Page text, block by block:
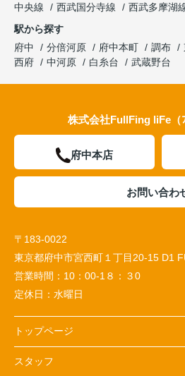
中央線
西武国分寺線 西武多摩湖
駅から探す
府中
分倍河原 府中本町 調布
西府
中河原 白糸台 武蔵野台
株式会社FullFing liFe（ﾌ
府中本店
お問い合わ
〒183-0022
東京都府中市宮西町１丁目20-15 D1
営業時間： 10：00-1８：３0
定休日： 水曜日
トップページ
スタッフ